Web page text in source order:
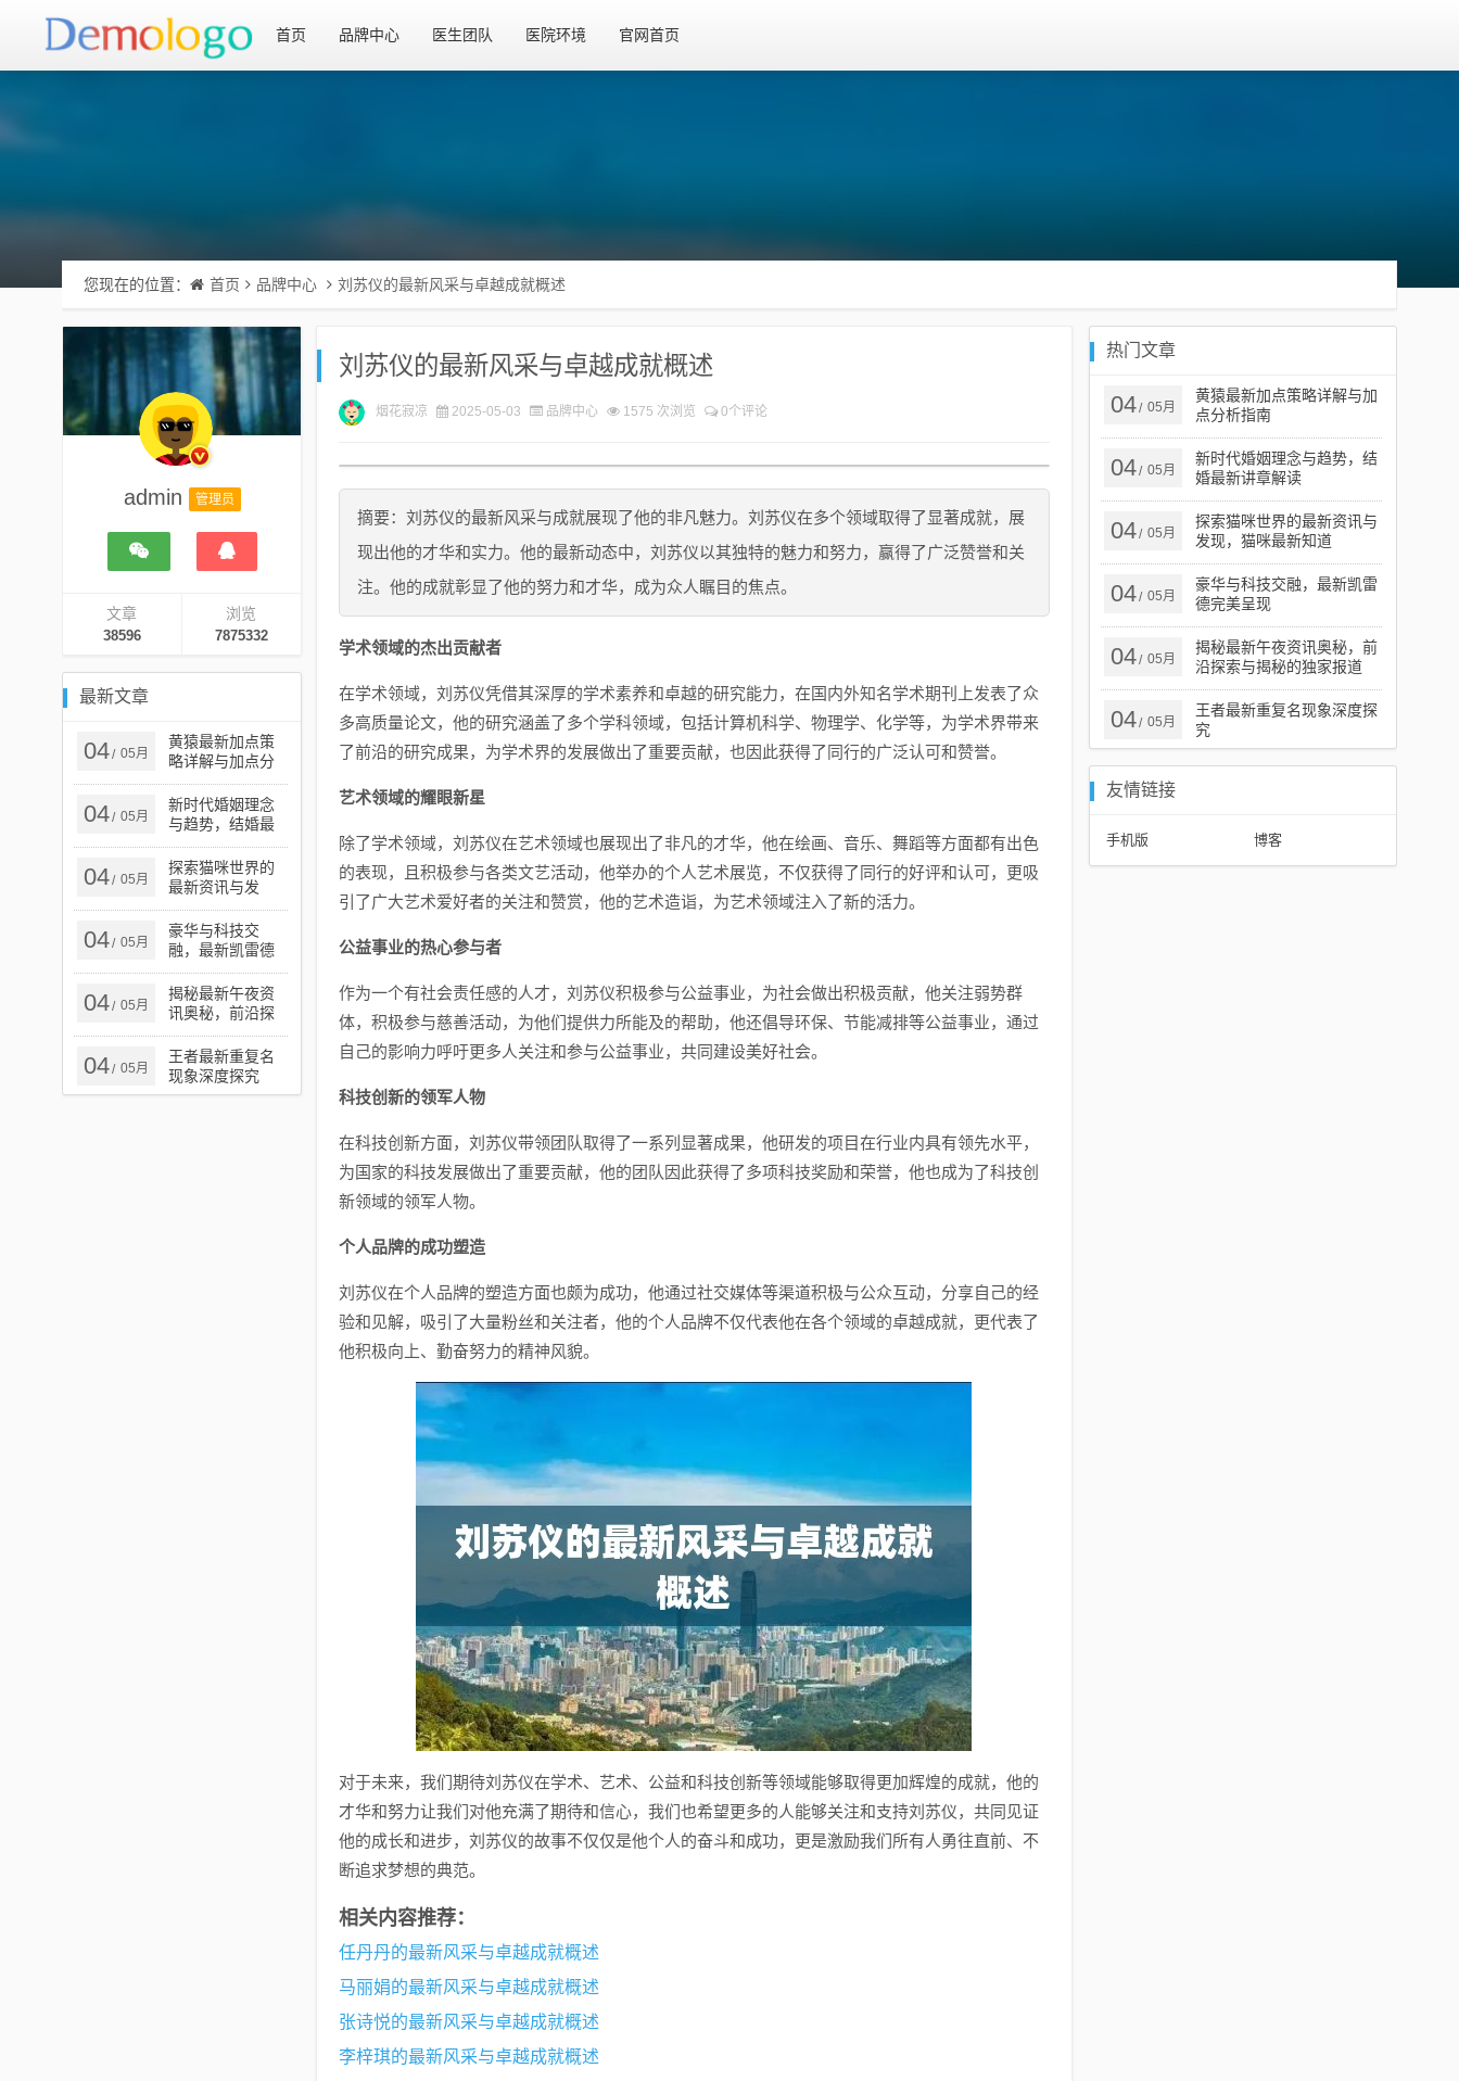
首页 品牌中心 医生团队 医院环境 官网首页
您现在的位置： 首页 品牌中心 刘苏仪的最新风采与卓越成就概述
admin 管理员
文章
38596
浏览
7875332
最新文章
04/ 05月
黄猿最新加点策
略详解与加点分
析指南
04/ 05月
新时代婚姻理念
与趋势，结婚最
新讲章解读
04/ 05月
探索猫咪世界的
最新资讯与发
现，猫咪最新知
道
04/ 05月
豪华与科技交
融，最新凯雷德
完美呈现
04/ 05月
揭秘最新午夜资
讯奥秘，前沿探
索与揭秘的独家
报道
04/ 05月
王者最新重复名
现象深度探究
刘苏仪的最新风采与卓越成就概述
烟花寂凉 2025-05-03 品牌中心 1575 次浏览 0个评论
摘要：刘苏仪的最新风采与成就展现了他的非凡魅力。刘苏仪在多个领域取得了显著成就，展
现出他的才华和实力。他的最新动态中，刘苏仪以其独特的魅力和努力，赢得了广泛赞誉和关
注。他的成就彰显了他的努力和才华，成为众人瞩目的焦点。
学术领域的杰出贡献者
在学术领域，刘苏仪凭借其深厚的学术素养和卓越的研究能力，在国内外知名学术期刊上发表了众
多高质量论文，他的研究涵盖了多个学科领域，包括计算机科学、物理学、化学等，为学术界带来
了前沿的研究成果，为学术界的发展做出了重要贡献，也因此获得了同行的广泛认可和赞誉。
艺术领域的耀眼新星
除了学术领域，刘苏仪在艺术领域也展现出了非凡的才华，他在绘画、音乐、舞蹈等方面都有出色
的表现，且积极参与各类文艺活动，他举办的个人艺术展览，不仅获得了同行的好评和认可，更吸
引了广大艺术爱好者的关注和赞赏，他的艺术造诣，为艺术领域注入了新的活力。
公益事业的热心参与者
作为一个有社会责任感的人才，刘苏仪积极参与公益事业，为社会做出积极贡献，他关注弱势群
体，积极参与慈善活动，为他们提供力所能及的帮助，他还倡导环保、节能减排等公益事业，通过
自己的影响力呼吁更多人关注和参与公益事业，共同建设美好社会。
科技创新的领军人物
在科技创新方面，刘苏仪带领团队取得了一系列显著成果，他研发的项目在行业内具有领先水平，
为国家的科技发展做出了重要贡献，他的团队因此获得了多项科技奖励和荣誉，他也成为了科技创
新领域的领军人物。
个人品牌的成功塑造
刘苏仪在个人品牌的塑造方面也颇为成功，他通过社交媒体等渠道积极与公众互动，分享自己的经
验和见解，吸引了大量粉丝和关注者，他的个人品牌不仅代表他在各个领域的卓越成就，更代表了
他积极向上、勤奋努力的精神风貌。
对于未来，我们期待刘苏仪在学术、艺术、公益和科技创新等领域能够取得更加辉煌的成就，他的
才华和努力让我们对他充满了期待和信心，我们也希望更多的人能够关注和支持刘苏仪，共同见证
他的成长和进步，刘苏仪的故事不仅仅是他个人的奋斗和成功，更是激励我们所有人勇往直前、不
断追求梦想的典范。
相关内容推荐：
任丹丹的最新风采与卓越成就概述
马丽娟的最新风采与卓越成就概述
张诗悦的最新风采与卓越成就概述
李梓琪的最新风采与卓越成就概述
热门文章
04/ 05月
黄猿最新加点策略详解与加
点分析指南
04/ 05月
新时代婚姻理念与趋势，结
婚最新讲章解读
04/ 05月
探索猫咪世界的最新资讯与
发现，猫咪最新知道
04/ 05月
豪华与科技交融，最新凯雷
德完美呈现
04/ 05月
揭秘最新午夜资讯奥秘，前
沿探索与揭秘的独家报道
04/ 05月
王者最新重复名现象深度探
究
友情链接
手机版 博客